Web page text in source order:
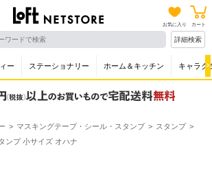
お気に入り カート
詳細検索
ー ステーショナリー ホーム＆キッチン キャラク
マスキングテープ・シール・スタンプ
スタンプ
ンプ 小サイズ オハナ